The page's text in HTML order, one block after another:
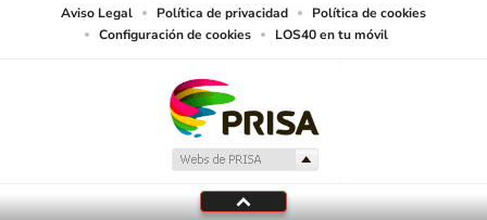
Aviso Legal Política de privacidad
Política de cookies
Configuración de cookies
LOS40 en tu móvil